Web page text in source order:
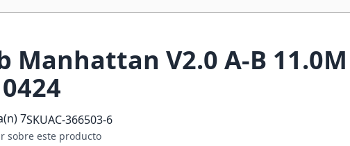
Manhattan V2.0 A-B 11.0M
7SKUAC-366503-6
sobre este producto